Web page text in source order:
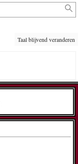
Taal blijvend veranderen